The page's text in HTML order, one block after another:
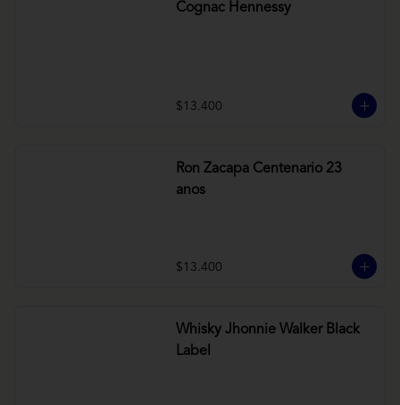
Cognac Hennessy
$13.400
Ron Zacapa Centenario 23
anos
$13.400
Whisky Jhonnie Walker Black
Label